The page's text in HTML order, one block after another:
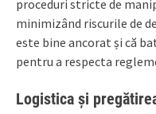
proceduri stricte de
minimizând riscurile de
este bine ancorat și că
pentru a respecta
Logistica și